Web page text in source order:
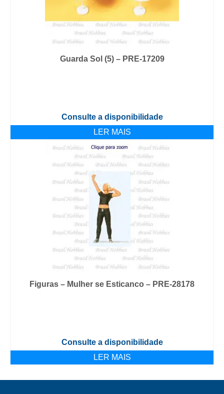
Guarda Sol (5) – PRE-17209
Consulte a disponibilidade
LER MAIS
Figuras – Mulher se Esticanco – PRE-28178
Consulte a disponibilidade
LER MAIS